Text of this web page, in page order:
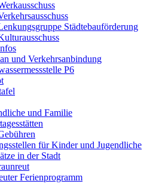
Städtebauförderung
und Verkehrsanbindung
P6
und Familie
für Kinder und Jugendliche
in der Stadt
Ferienprogramm